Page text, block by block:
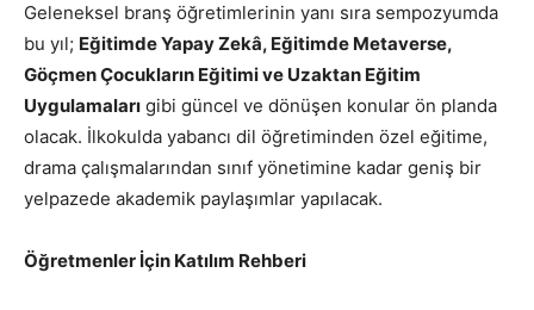
Geleneksel branş öğretimlerinin yanı sıra sempozyumda
bu yıl; Eğitimde Yapay Zekâ, Eğitimde Metaverse,
Göçmen Çocukların Eğitimi ve Uzaktan Eğitim
Uygulamaları gibi güncel ve dönüşen konular ön planda
olacak. İlkokulda yabancı dil öğretiminden özel eğitime,
drama çalışmalarından sınıf yönetimine kadar geniş bir
yelpazede akademik paylaşımlar yapılacak.
Öğretmenler İçin Katılım Rehberi